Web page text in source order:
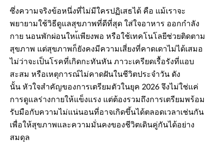
ซึ่งความจริงข้อหนึ่งที่ไม่มีใครปฏิเสธได้ คือ แม้เราจะ
พยายามใช้วิธีดูแลสุขภาพที่ดีที่สุด ใส่ใจอาหาร ออกกำลัง
กาย นอนพักผ่อนใหเ้เพียงพอ หรือใช้เทคโนโลยีช่วยติดตาม
สุขภาพ แต่สุขภาพก็ยังคงมีความเสี่ยงที่คาดเดาไม่ได้เสมอ
ไม่ว่าจะเป็นโรคที่เกิดกะทันหัน ภาวะเครียดเรื้อรังที่แอบ
สะสม หรือเหตุการณ์ไม่คาดฝันในชีวิตประจำวัน ดัง
นั้น หัวใจสำคัญของการเตรียมตัวในยุค 2026 จึงไม่ใช่แค่
การดูแลร่างกายให้แข็งแรง แต่ต้องรวมถึงการเตรียมพร้อม
รับมือกับความไม่แน่นอนที่อาจเกิดขึ้นได้ตลอดเวลาเช่นกัน
เพื่อให้สุขภาพและความมั่นคงของชีวิตเดินคู่กันได้อย่าง
สมดุล